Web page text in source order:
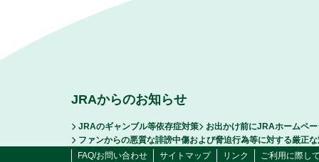
JRAからのお知らせ
JRAのギャンブル等依存症対策
お出かけ前にJRAホームペ
ファンからの悪質な誹謗中傷および脅迫行為等に対する厳正
FAQ/お問い合わせ
サイトマップ リンク ご利用に際し